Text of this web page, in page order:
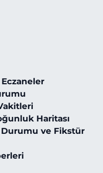
Haritası
ve Fikstür